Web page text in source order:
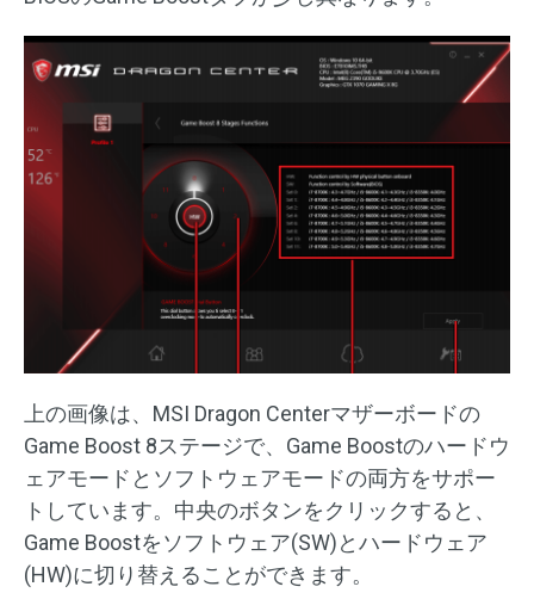
上の画像は、MSI Dragon Centerマザーボードの
Game Boost 8ステージで、Game Boostのハードウ
ェアモードとソフトウェアモードの両方をサポー
トしています。中央のボタンをクリックすると、
Game Boostをソフトウェア(SW)とハードウェア
(HW)に切り替えることができます。